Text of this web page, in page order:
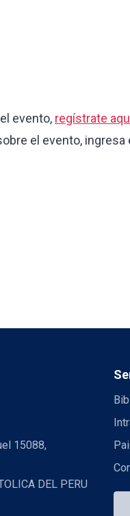
evento, regístrate
el evento, ingresa
15088,
DEL PERU